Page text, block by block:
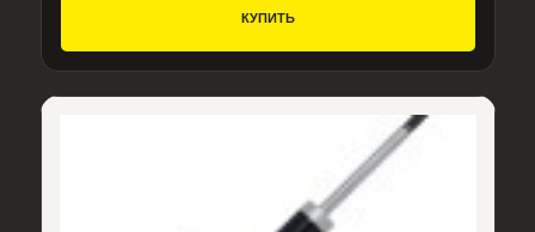
КУПИТЬ